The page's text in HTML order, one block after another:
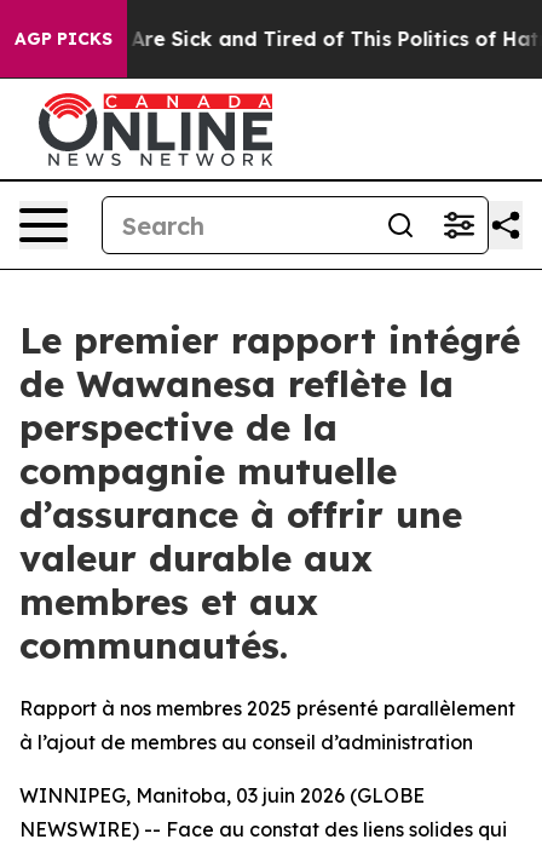
AGP PICKSAre Sick and Tired of This Politics of Hatred”
Le premier rapport intégré
de Wawanesa reflète la
perspective de la
compagnie mutuelle
d’assurance à offrir une
valeur durable aux
membres et aux
communautés.
Rapport à nos membres 2025 présenté parallèlement
à l’ajout de membres au conseil d’administration
WINNIPEG, Manitoba, 03 juin 2026 (GLOBE
NEWSWIRE) -- Face au constat des liens solides qui